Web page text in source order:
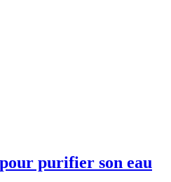
purifier son eau